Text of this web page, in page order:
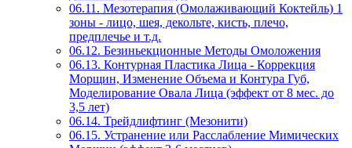
06.11. Мезотерапия (Омолаживающий Коктейль) 1
зоны - лицо, шея, декольте, кисть, плечо,
предплечье и т.д.
06.12. Безиньекционные Методы Омоложения
06.13. Контурная Пластика Лица - Коррекция
Морщин, Изменение Объема и Контура Губ,
Моделирование Овала Лица (эффект от 8 мес. до
3,5 лет)
06.14. Трейдлифтинг (Мезонити)
06.15. Устранение или Расслабление Мимических